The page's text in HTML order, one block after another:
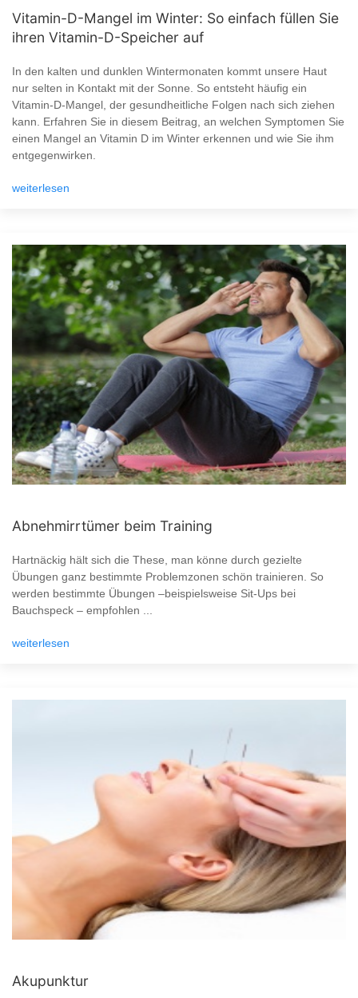
Vitamin-D-Mangel im Winter: So einfach füllen Sie
ihren Vitamin-D-Speicher auf
In den kalten und dunklen Wintermonaten kommt unsere Haut
nur selten in Kontakt mit der Sonne. So entsteht häufig ein
Vitamin-D-Mangel, der gesundheitliche Folgen nach sich ziehen
kann. Erfahren Sie in diesem Beitrag, an welchen Symptomen Sie
einen Mangel an Vitamin D im Winter erkennen und wie Sie ihm
entgegenwirken.
weiterlesen
Abnehmirrtümer beim Training
Hartnäckig hält sich die These, man könne durch gezielte
Übungen ganz bestimmte Problemzonen schön trainieren. So
werden bestimmte Übungen –beispielsweise Sit-Ups bei
Bauchspeck – empfohlen ...
weiterlesen
Akupunktur